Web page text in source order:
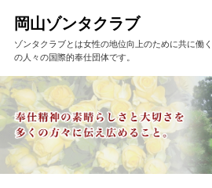
岡山ゾンタクラブ
ゾンタクラブとは女性の地位向上のために共に働
の人々の国際的奉仕団体です。
HOME
活動報告
岡山ゾンタの歩み